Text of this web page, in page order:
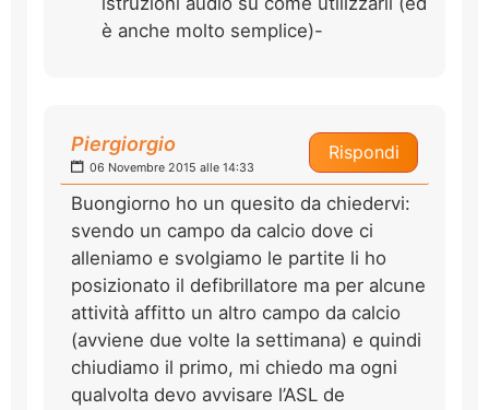
è anche molto semplice)-
Rispondi
Piergiorgio
06 Novembre 2015 alle 14:33
Buongiorno ho un quesito da chiedervi:
svendo un campo da calcio dove ci
alleniamo e svolgiamo le partite li ho
posizionato il defibrillatore ma per alcune
attività affitto un altro campo da calcio
(avviene due volte la settimana) e quindi
chiudiamo il primo, mi chiedo ma ogni
qualvolta devo avvisare l’ASL de